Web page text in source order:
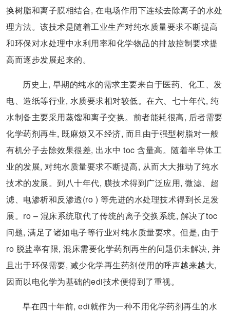
换树脂和离子膜相结合, 在电场作用下连续去除离子的水处
理方法。该技术是随着工业生产对纯水质量要求不断提高
和环保对水处理中水利用率和化学物品的排放控制要求提
高而逐步发展起来的。
历史上, 早期的纯水的需求主要来自于医药、化工、发
电、造纸等行业, 水质要求相对较低。在六、七十年代, 纯
水制备主要采用蒸馏和离子交换。前者能耗很高, 后者需要
化学药剂再生, 既麻烦又不经济, 而且由于强型树脂对一般
有机分子去除效果很差, 出水中 toc 含量高。随着半导体工
业的发展, 对纯水质量要求不断提高, 从而大大推动了纯水
技术的发展。到八十年代, 膜技术得到广泛应用, 微滤、超
滤、电渗析和反渗透(ro ) 等先进的水处理技术得到长足发
展。ro – 混床系统取代了传统的离子交换系统, 解决了toc
问题, 满足了诸如电子等行业对纯水质量要求。但是, 由于
ro 脱盐率有限, 混床需要化学药剂再生的问题仍未解决, 并
且出于环保需要, 减少化学再生药剂使用的呼声越来越大,
因而以电化学为基础的edi技术便得到了重视。
早在四十年前, edi就作为一种不用化学药剂再生的水